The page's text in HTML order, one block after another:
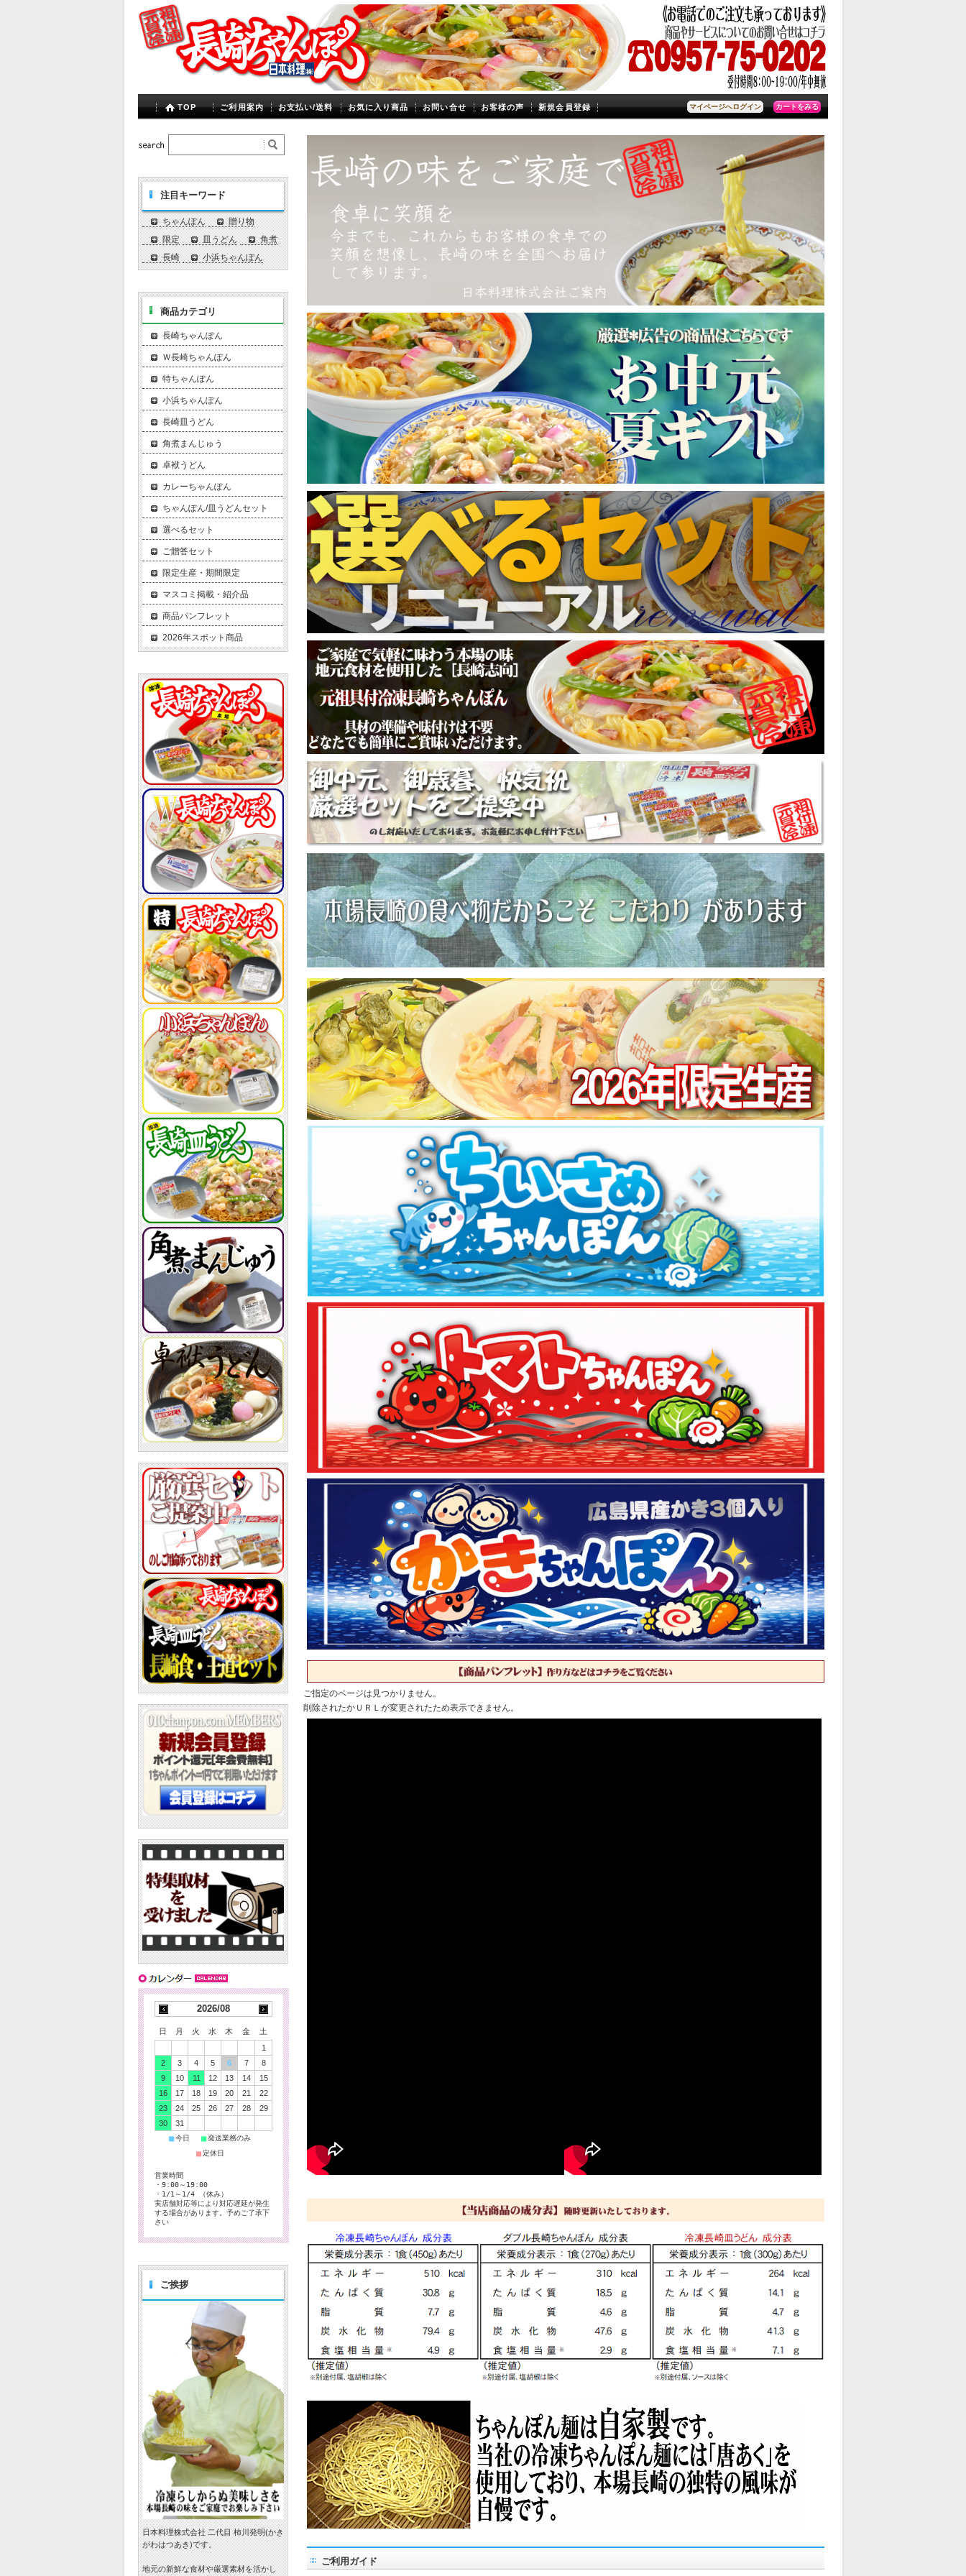
マイページへログイン カートをみる
TOP ご利用案内 お支払い/送料 お気に入り商品 お問い合せ お客様の声 新規会員登録
ご指定のページは見つかりません。
削除されたかＵＲＬが変更されたため表示できません。
ご利用ガイド
注目キーワード
ちゃんぽん
贈り物
限定
皿うどん
角煮
長崎
小浜ちゃんぽん
商品カテゴリ
長崎ちゃんぽん
Ｗ長崎ちゃんぽん
特ちゃんぽん
小浜ちゃんぽん
長崎皿うどん
角煮まんじゅう
卓袱うどん
カレーちゃんぽん
ちゃんぽん/皿うどんセット
選べるセット
ご贈答セット
限定生産・期間限定
マスコミ掲載・紹介品
商品パンフレット
2026年スポット商品
2026/08
日 月 火 水 木 金
土
1
2
3 4 5 6 7
8
9
10 11 12 13 14
15
16
17 18 19 20 21
22
23
24 25 26 27 28
29
30
31
■今日 ■発送業務のみ
■ 定休日
営業時間
・9:00～19:00
・1/1～1/4 （休み）
実店舗対応等により対応遅延が発生
する場合があります。予めご了承下
さい
ご挨拶
日本料理株式会社 二代目 柿川発明(かき
がわはつあき)です。
地元の新鮮な食材や厳選素材を活かし